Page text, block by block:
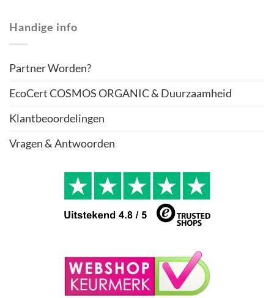
Handige info
Partner Worden?
EcoCert COSMOS ORGANIC & Duurzaamheid
Klantbeoordelingen
Vragen & Antwoorden